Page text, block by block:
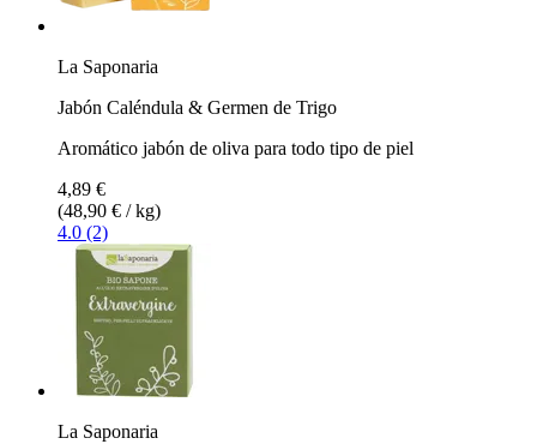
La Saponaria
Jabón Caléndula & Germen de Trigo
Aromático jabón de oliva para todo tipo de piel
4,89 €
(48,90 € / kg)
4.0 (2)
La Saponaria